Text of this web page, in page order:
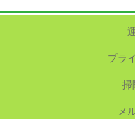
プラ
掃
メ